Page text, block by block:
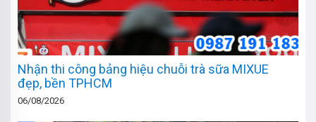
Nhận thi công bảng hiệu chuỗi trà sữa MIXUE
đẹp, bền TPHCM
06/08/2026